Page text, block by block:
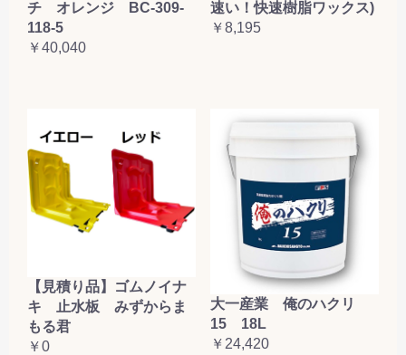
チ オレンジ BC-309-
118-5
￥40,040
速い！快速樹脂ワックス)
￥8,195
【見積り品】ゴムノイナ
キ 止水板 みずからま
もる君
￥0
大一産業 俺のハクリ
15 18L
￥24,420